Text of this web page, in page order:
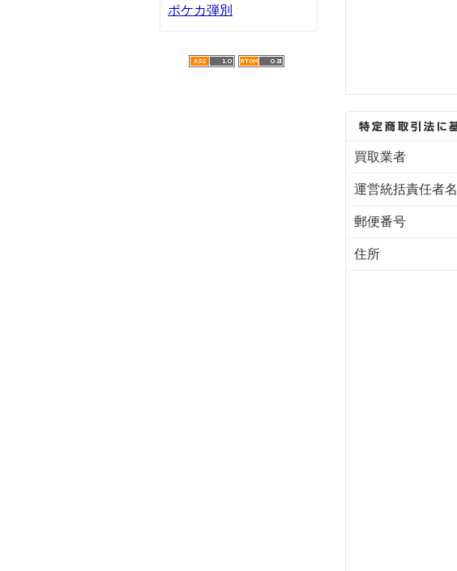
ポケカ弾別
買取業者
運営統括責任者名
郵便番号
住所